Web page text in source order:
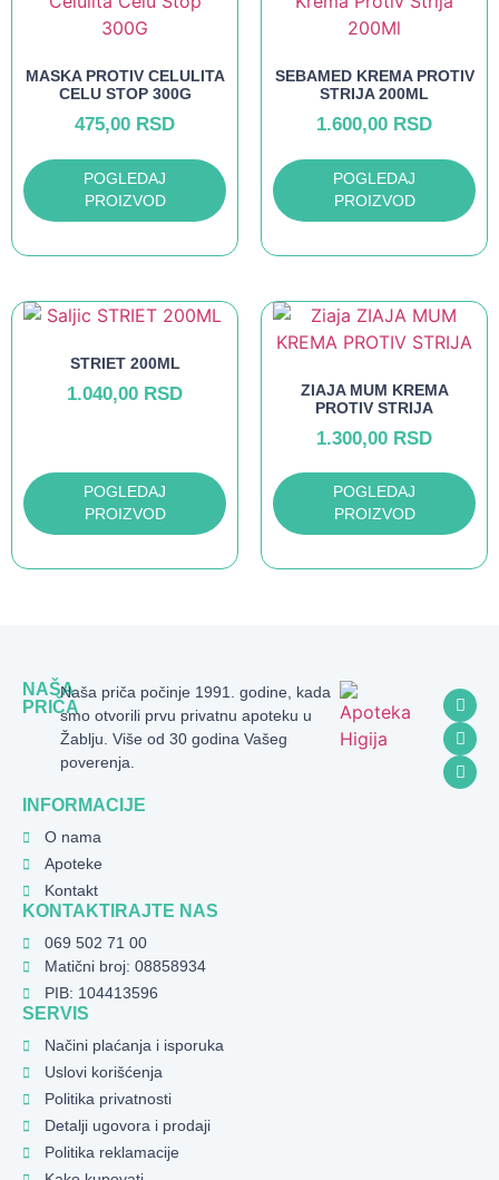
MASKA PROTIV CELULITA
CELU STOP 300G
475,00 RSD
POGLEDAJ
PROIZVOD
SEBAMED KREMA PROTIV
STRIJA 200ML
1.600,00 RSD
POGLEDAJ
PROIZVOD
STRIET 200ML
1.040,00 RSD
POGLEDAJ
PROIZVOD
ZIAJA MUM KREMA
PROTIV STRIJA
1.300,00 RSD
POGLEDAJ
PROIZVOD
NAŠA
PRIČA
Naša priča počinje 1991. godine, kada
smo otvorili prvu privatnu apoteku u
Žablju. Više od 30 godina Vašeg
poverenja.
INFORMACIJE
O nama
Apoteke
Kontakt
KONTAKTIRAJTE NAS
069 502 71 00
Matični broj: 08858934
PIB: 104413596
SERVIS
Načini plaćanja i isporuka
Uslovi korišćenja
Politika privatnosti
Detalji ugovora i prodaji
Politika reklamacije